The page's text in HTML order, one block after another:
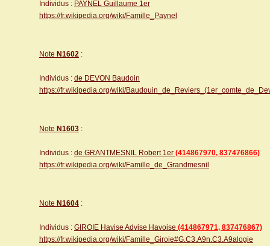
Individus : PAYNEL Guillaume 1er
https://fr.wikipedia.org/wiki/Famille_Paynel
Note N1602 :
Individus : de DEVON Baudoin
https://fr.wikipedia.org/wiki/
Note N1603 :
Individus : de GRANTMESNIL Robert 1er (414867970, 837476866)
https://fr.wikipedia.org/wiki/Famille_de_Grandmesnil
Note N1604 :
Individus : GIROIE Havise Advise Havoise (414867971, 837476867)
https://fr.wikipedia.org/wiki/Famille_Giroie#G.C3.A9n.C3.A9alogie